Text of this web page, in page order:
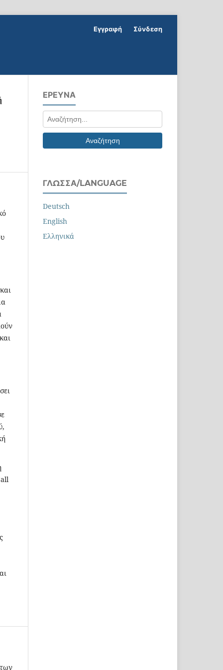
Εγγραφή Σύνδεση
ΕΡΕΥΝΑ
Αναζήτηση
ΓΛΏΣΣΑ/LANGUAGE
Deutsch
English
Ελληνικά